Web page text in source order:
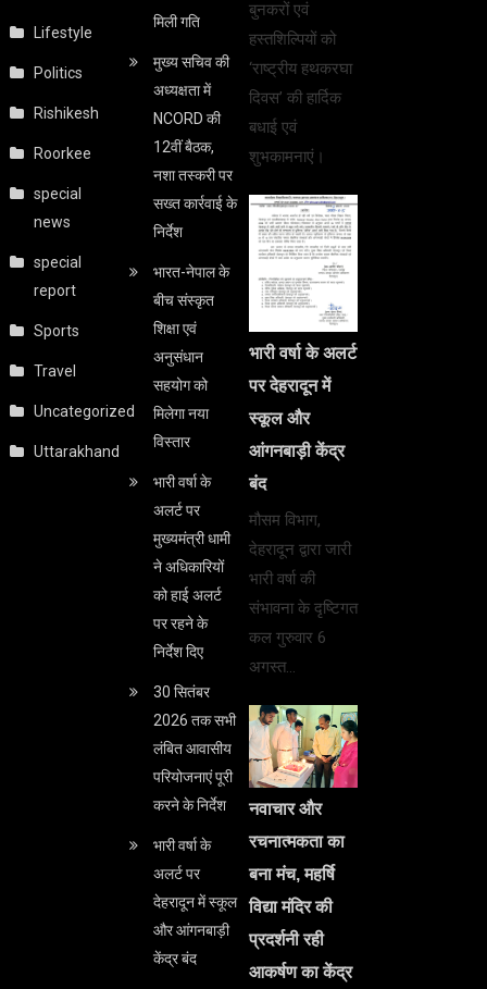
Lifestyle
Politics
Rishikesh
Roorkee
special
news
special
report
Sports
Travel
Uncategorized
Uttarakhand
मिली गति
मुख्य सचिव की
अध्यक्षता में
NCORD की
12वीं बैठक,
नशा तस्करी पर
सख्त कार्रवाई के
निर्देश
भारत-नेपाल के
बीच संस्कृत
शिक्षा एवं
अनुसंधान
सहयोग को
मिलेगा नया
विस्तार
भारी वर्षा के
अलर्ट पर
मुख्यमंत्री धामी
ने अधिकारियों
को हाई अलर्ट
पर रहने के
निर्देश दिए
30 सितंबर
2026 तक सभी
लंबित आवासीय
परियोजनाएं पूरी
करने के निर्देश
भारी वर्षा के
अलर्ट पर
देहरादून में स्कूल
और आंगनबाड़ी
केंद्र बंद
बुनकरों एवं
हस्तशिल्पियों को
‘राष्ट्रीय हथकरघा
दिवस’ की हार्दिक
बधाई एवं
शुभकामनाएं।
भारी वर्षा के अलर्ट
पर देहरादून में
स्कूल और
आंगनबाड़ी केंद्र
बंद
मौसम विभाग,
देहरादून द्वारा जारी
भारी वर्षा की
संभावना के दृष्टिगत
कल गुरुवार 6
अगस्त…
नवाचार और
रचनात्मकता का
बना मंच, महर्षि
विद्या मंदिर की
प्रदर्शनी रही
आकर्षण का केंद्र